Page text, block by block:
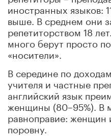
иностранных языков:
выше. В среднем они
репетиторством 18
много берут просто
«носители».
В середине по
учителя и частные
английский язык
женщины (80–95%). В
равноправие:
поровну.